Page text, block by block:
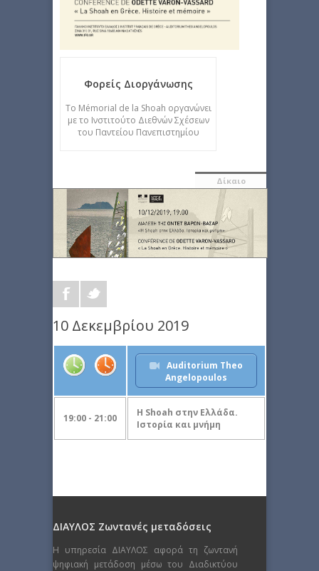
Φορείς Διοργάνωσης
Το Mémorial de la Shoah οργανώνει
με το Ινστιτούτο Διεθνών Σχέσεων
του Παντείου Πανεπιστημίου
Δίκαιο
10 Δεκεμβρίου 2019
Auditorium Theo
Angelopoulos
19:00 - 21:00
Η Shoah στην Ελλάδα.
Ιστορία και μνήμη
ΔΙΑΥΛΟΣ Ζωντανές μεταδόσεις
Η υπηρεσία ΔΙΑΥΛΟΣ αφορά τη ζωντανή
ψηφιακή μετάδοση μέσω του Διαδικτύου